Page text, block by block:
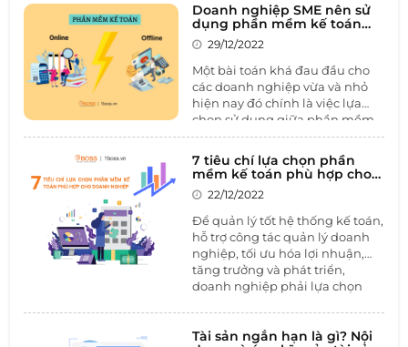
sau đây. Doanh nghiệp cần để
tâm tới để bộ phận kế toán
ngành thực phẩm có thể quản
Trong bài viết này, hãy cùng
1BOSS tìm hiểu tại khó khăn
của kế toán ngành thực phẩm
và cách giải quyết vớiphần
mềm kế toán.
Doanh nghiệp SME nên sử
dụng phần mềm kế toán
online hay offline
29/12/2022
Một bài toán khá đau đầu cho
các doanh nghiệp vừa và nhỏ
hiện nay đó chính là việc lựa
chọn sử dụng giữa phần mềm
kế toán chuyên nghiệp và công
cụ quản lý dữ liệu kế toán miễn
phí Excel. Khi đã quyết định sử
dụng phần mềm kế toán
chuyên nghiệp cho doanh
nghiệp, câu hỏi khó nhất là lựa
chọn giữaphần mềm kế toán
online và offline. Qua bài viết
này, 1BOSS sẽ giúp bạn đưa ra
đáp án cho những câu hỏi trên.
7 tiêu chí lựa chọn phần
mềm kế toán phù hợp cho
doanh nghiệp
22/12/2022
Để quản lý tốt hệ thống kế toán,
hỗ trợ công tác quản lý doanh
nghiệp, tối ưu hóa lợi nhuận,
tăng trưởng và phát triển,
doanh nghiệp phải lựa chọn
nhiều nhà cung cấp phần mềm
Tài sản ngắn hạn là gì? Nội